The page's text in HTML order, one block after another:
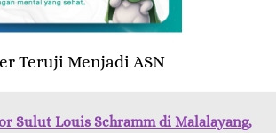
Teruji Menjadi ASN
Sulut Louis Schramm di Malalayang,